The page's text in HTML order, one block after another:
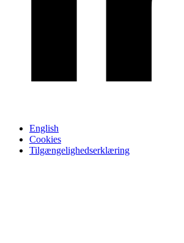
English
Cookies
Tilgængelighedserklæring